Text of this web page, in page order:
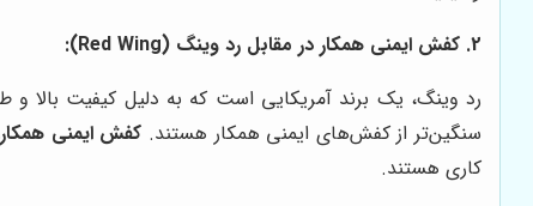
2. کفش ایمنی همکار در مقابل رد وینگ (Red Wing):
رد وینگ، یک برند آمریکایی است که به دلیل کیفیت بالا
سنگین‌تر از کفش‌های ایمنی همکار هستند. کفش ایمنی همکار
کاری هستند.